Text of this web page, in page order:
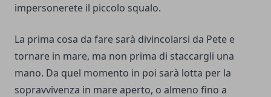
impersonerete il piccolo squalo.
La prima cosa da fare sarà divincolarsi da Pete e
tornare in mare, ma non prima di staccargli una
mano. Da quel momento in poi sarà lotta per la
sopravvivenza in mare aperto, o almeno fino a